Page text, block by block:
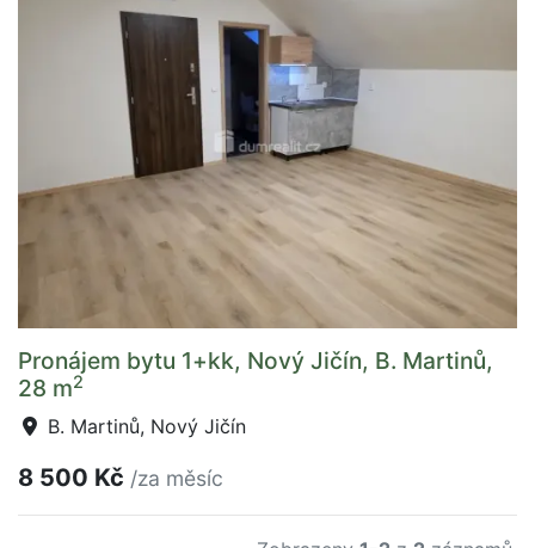
Pronájem bytu 1+kk, Nový Jičín, B. Martinů,
28 m2
B. Martinů, Nový Jičín
8 500 Kč /za měsíc